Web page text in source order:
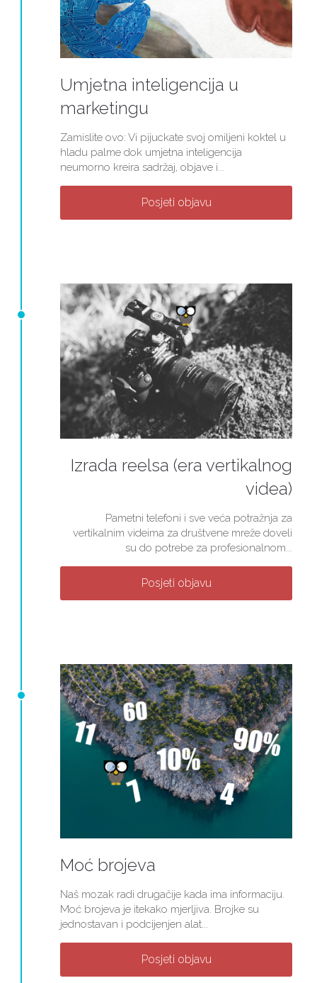
Umjetna inteligencija u
marketingu
Zamislite ovo: Vi pijuckate svoj omiljeni koktel u
hladu palme dok umjetna inteligencija
neumorno kreira sadržaj, objave i...
Posjeti objavu
Izrada reelsa (era vertikalnog
videa)
Pametni telefoni i sve veća potražnja za
vertikalnim videima za društvene mreže doveli
su do potrebe za profesionalnom...
Posjeti objavu
Moć brojeva
Naš mozak radi drugačije kada ima informaciju.
Moć brojeva je itekako mjerljiva. Brojke su
jednostavan i podcijenjen alat...
Posjeti objavu